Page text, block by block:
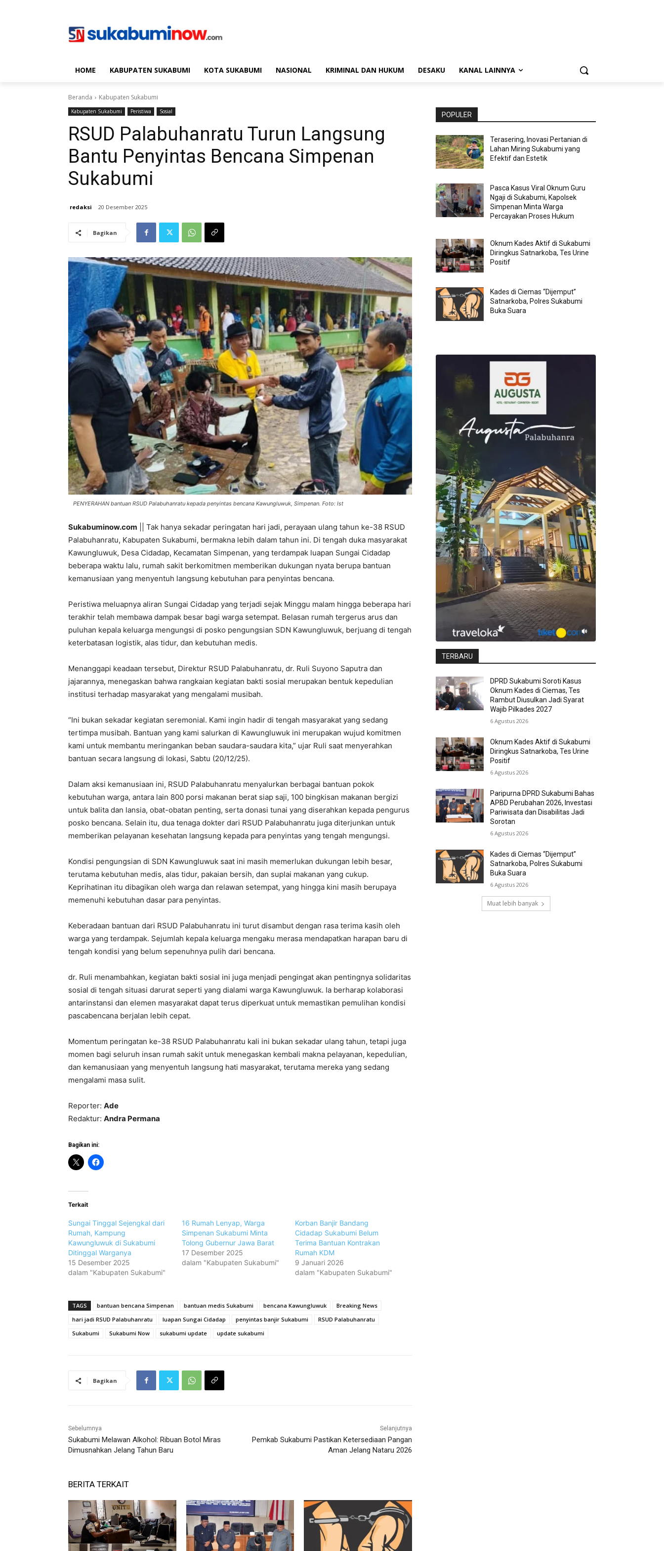
HOME KABUPATEN SUKABUMI KOTA SUKABUMI NASIONAL KRIMINAL DAN HUKUM DESAKU KANAL LAINNYA
Beranda Kabupaten Sukabumi
Kabupaten Sukabumi Peristiwa Sosial
RSUD Palabuhanratu Turun Langsung
Bantu Penyintas Bencana Simpenan
Sukabumi
redaksi 20 Desember 2025
Bagikan
PENYERAHAN bantuan RSUD Palabuhanratu kepada penyintas bencana Kawungluwuk, Simpenan. Foto: Ist
Sukabuminow.com || Tak hanya sekadar peringatan hari jadi, perayaan ulang tahun ke-38 RSUD
Palabuhanratu, Kabupaten Sukabumi, bermakna lebih dalam tahun ini. Di tengah duka masyarakat
Kawungluwuk, Desa Cidadap, Kecamatan Simpenan, yang terdampak luapan Sungai Cidadap
beberapa waktu lalu, rumah sakit berkomitmen memberikan dukungan nyata berupa bantuan
kemanusiaan yang menyentuh langsung kebutuhan para penyintas bencana.
Peristiwa meluapnya aliran Sungai Cidadap yang terjadi sejak Minggu malam hingga beberapa hari
terakhir telah membawa dampak besar bagi warga setempat. Belasan rumah tergerus arus dan
puluhan kepala keluarga mengungsi di posko pengungsian SDN Kawungluwuk, berjuang di tengah
keterbatasan logistik, alas tidur, dan kebutuhan medis.
Menanggapi keadaan tersebut, Direktur RSUD Palabuhanratu, dr. Ruli Suyono Saputra dan
jajarannya, menegaskan bahwa rangkaian kegiatan bakti sosial merupakan bentuk kepedulian
institusi terhadap masyarakat yang mengalami musibah.
“Ini bukan sekadar kegiatan seremonial. Kami ingin hadir di tengah masyarakat yang sedang
tertimpa musibah. Bantuan yang kami salurkan di Kawungluwuk ini merupakan wujud komitmen
kami untuk membantu meringankan beban saudara-saudara kita,” ujar Ruli saat menyerahkan
bantuan secara langsung di lokasi, Sabtu (20/12/25).
Dalam aksi kemanusiaan ini, RSUD Palabuhanratu menyalurkan berbagai bantuan pokok
kebutuhan warga, antara lain 800 porsi makanan berat siap saji, 100 bingkisan makanan bergizi
untuk balita dan lansia, obat-obatan penting, serta donasi tunai yang diserahkan kepada pengurus
posko bencana. Selain itu, dua tenaga dokter dari RSUD Palabuhanratu juga diterjunkan untuk
memberikan pelayanan kesehatan langsung kepada para penyintas yang tengah mengungsi.
Kondisi pengungsian di SDN Kawungluwuk saat ini masih memerlukan dukungan lebih besar,
terutama kebutuhan medis, alas tidur, pakaian bersih, dan suplai makanan yang cukup.
Keprihatinan itu dibagikan oleh warga dan relawan setempat, yang hingga kini masih berupaya
memenuhi kebutuhan dasar para penyintas.
Keberadaan bantuan dari RSUD Palabuhanratu ini turut disambut dengan rasa terima kasih oleh
warga yang terdampak. Sejumlah kepala keluarga mengaku merasa mendapatkan harapan baru di
tengah kondisi yang belum sepenuhnya pulih dari bencana.
dr. Ruli menambahkan, kegiatan bakti sosial ini juga menjadi pengingat akan pentingnya solidaritas
sosial di tengah situasi darurat seperti yang dialami warga Kawungluwuk. Ia berharap kolaborasi
antarinstansi dan elemen masyarakat dapat terus diperkuat untuk memastikan pemulihan kondisi
pascabencana berjalan lebih cepat.
Momentum peringatan ke-38 RSUD Palabuhanratu kali ini bukan sekadar ulang tahun, tetapi juga
momen bagi seluruh insan rumah sakit untuk menegaskan kembali makna pelayanan, kepedulian,
dan kemanusiaan yang menyentuh langsung hati masyarakat, terutama mereka yang sedang
mengalami masa sulit.
Reporter: Ade
Redaktur: Andra Permana
Bagikan ini:
Terkait
Sungai Tinggal Sejengkal dari
Rumah, Kampung
Kawungluwuk di Sukabumi
Ditinggal Warganya
15 Desember 2025
dalam "Kabupaten Sukabumi"
16 Rumah Lenyap, Warga
Simpenan Sukabumi Minta
Tolong Gubernur Jawa Barat
17 Desember 2025
dalam "Kabupaten Sukabumi"
Korban Banjir Bandang
Cidadap Sukabumi Belum
Terima Bantuan Kontrakan
Rumah KDM
9 Januari 2026
dalam "Kabupaten Sukabumi"
TAGS bantuan bencana Simpenan bantuan medis Sukabumi bencana Kawungluwuk
Breaking News
hari jadi RSUD Palabuhanratu
luapan Sungai Cidadap penyintas banjir Sukabumi
RSUD Palabuhanratu
Sukabumi
Sukabumi Now sukabumi update update sukabumi
Bagikan
Sebelumnya
Sukabumi Melawan Alkohol: Ribuan Botol Miras
Dimusnahkan Jelang Tahun Baru
Selanjutnya
Pemkab Sukabumi Pastikan Ketersediaan Pangan
Aman Jelang Nataru 2026
BERITA TERKAIT
POPULER
Terasering, Inovasi Pertanian di
Lahan Miring Sukabumi yang
Efektif dan Estetik
Pasca Kasus Viral Oknum Guru
Ngaji di Sukabumi, Kapolsek
Simpenan Minta Warga
Percayakan Proses Hukum
Oknum Kades Aktif di Sukabumi
Diringkus Satnarkoba, Tes Urine
Positif
Kades di Ciemas “Dijemput”
Satnarkoba, Polres Sukabumi
Buka Suara
TERBARU
DPRD Sukabumi Soroti Kasus
Oknum Kades di Ciemas, Tes
Rambut Diusulkan Jadi Syarat
Wajib Pilkades 2027
6 Agustus 2026
Oknum Kades Aktif di Sukabumi
Diringkus Satnarkoba, Tes Urine
Positif
6 Agustus 2026
Paripurna DPRD Sukabumi Bahas
APBD Perubahan 2026, Investasi
Pariwisata dan Disabilitas Jadi
Sorotan
6 Agustus 2026
Kades di Ciemas “Dijemput”
Satnarkoba, Polres Sukabumi
Buka Suara
6 Agustus 2026
Muat lebih banyak